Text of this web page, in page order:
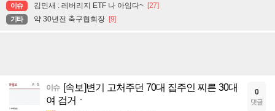
이슈 김민새 : 레버리지 ETF 나 아임다~ [27]
기타 약 30년전 축구협회장 [9]
이슈 [속보]변기 고처주던 70대 집주인 찌른 30대
여 검거ㆍ
0
댓글